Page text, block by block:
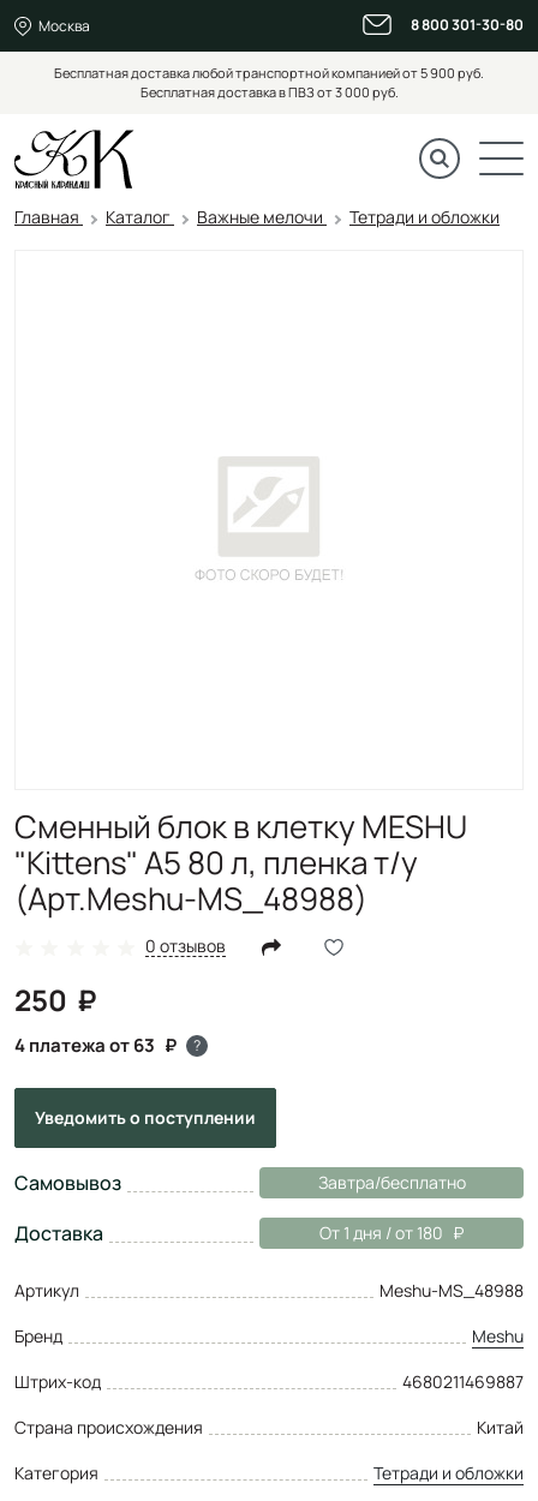
Москва 8 800 301-30-80
Бесплатная доставка любой транспортной компанией от 5 900 руб.
Бесплатная доставка в ПВЗ от 3 000 руб.
Главная Каталог Важные мелочи Тетради и обложки
Сменный блок в клетку MESHU
"Kittens" А5 80 л, пленка т/у
(Арт.Meshu-MS_48988)
0 отзывов
250
4 платежа от 63 ?
Уведомитьо поступлении
Самовывоз Завтра/бесплатно
Доставка От 1 дня / от 180
Артикул
Meshu-MS_48988
Бренд
Meshu
Штрих-код
4680211469887
Страна происхождения
Китай
Категория
Тетради и обложки